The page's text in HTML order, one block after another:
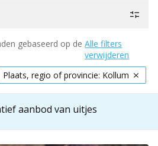
gebaseerd op de Alle filters
verwijderen
Plaats, regio of provincie: Kollum
aanbod van uitjes